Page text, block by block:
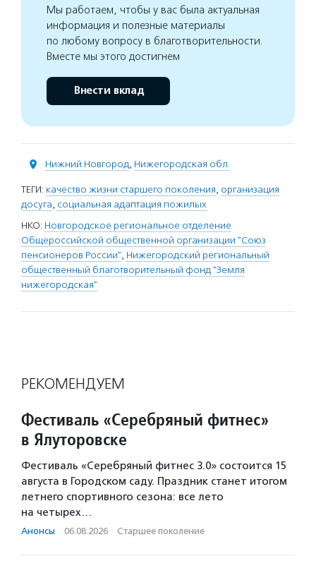
Мы работаем, чтобы у вас была актуальная
информация и полезные материалы
по любому вопросу в благотворительности.
Вместе мы этого достигнем
Внести вклад
Нижний Новгород, Нижегородская обл.
ТЕГИ: качество жизни старшего поколения, организация
досуга, социальная адаптация пожилых
НКО: Новгородское региональное отделение
Общероссийской общественной организации "Союз
пенсионеров России", Нижегородский региональный
общественный благотворительный фонд "Земля
нижегородская"
РЕКОМЕНДУЕМ
Фестиваль «Серебряный фитнес»
в Ялуторовске
Фестиваль «Серебряный фитнес 3.0» состоится 15
августа в Городском саду. Праздник станет итогом
летнего спортивного сезона: все лето
на четырех…
Анонсы · 06.08.2026 · Старшее поколение